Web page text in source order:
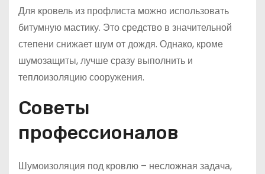
Для кровель из профлиста можно использовать
битумную мастику. Это средство в значительной
степени снижает шум от дождя. Однако, кроме
шумозащиты, лучше сразу выполнить и
теплоизоляцию сооружения.
Советы
профессионалов
Шумоизоляция под кровлю – несложная задача,